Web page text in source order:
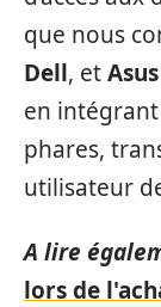
que nous
Dell, etAsus
en intégrant
phares,
utilisateur
A lire
lors de